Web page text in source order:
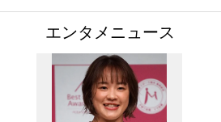
エンタメニュース